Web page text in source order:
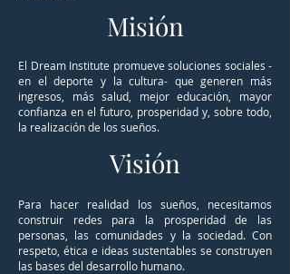
Misión
El Dream Institute promueve soluciones sociales -
en el deporte y la cultura- que generen más
ingresos, más salud, mejor educación, mayor
confianza en el futuro, prosperidad y, sobre todo,
la realización de los sueños.
Visión
Para hacer realidad los sueños, necesitamos
construir redes para la prosperidad de las
personas, las comunidades y la sociedad. Con
respeto, ética e ideas sustentables se construyen
las bases del desarrollo humano.